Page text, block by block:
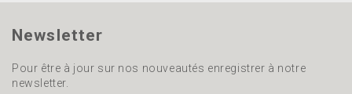
Newsletter
Pour être à jour sur nos nouveautés enregistrer à notre
newsletter.